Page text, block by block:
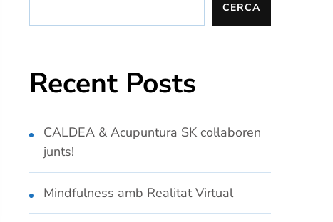
CERCA
Recent Posts
CALDEA & Acupuntura SK col·laboren
junts!
Mindfulness amb Realitat Virtual